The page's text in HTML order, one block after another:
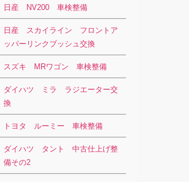
日産 NV200 車検整備
日産 スカイライン フロントア
ッパーリンクブッシュ交換
スズキ MRワゴン 車検整備
ダイハツ ミラ ラジエーター交
換
トヨタ ルーミー 車検整備
ダイハツ タント 中古仕上げ整
備その2